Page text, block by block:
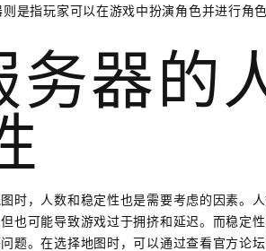
则是指玩家可以在游戏中扮演角色并进行角
务器的
时，人数和稳定性也是需要考虑的因素。
也可能导致游戏过于拥挤和延迟。而稳定
题。在选择地图时，可以通过查看官方论